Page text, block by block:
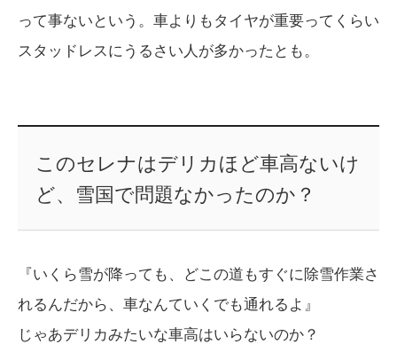
って事ないという。車よりもタイヤが重要ってくらい
スタッドレスにうるさい人が多かったとも。
このセレナはデリカほど車高ないけ
ど、雪国で問題なかったのか？
『いくら雪が降っても、どこの道もすぐに除雪作業さ
れるんだから、車なんていくでも通れるよ』
じゃあデリカみたいな車高はいらないのか？